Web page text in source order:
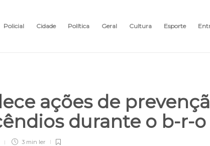
Policial Cidade Política Geral Cultura Esporte
ações de
durante o b-r-
3 min ler